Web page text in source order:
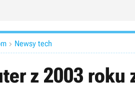
 Newsy tech
z 2003 roku